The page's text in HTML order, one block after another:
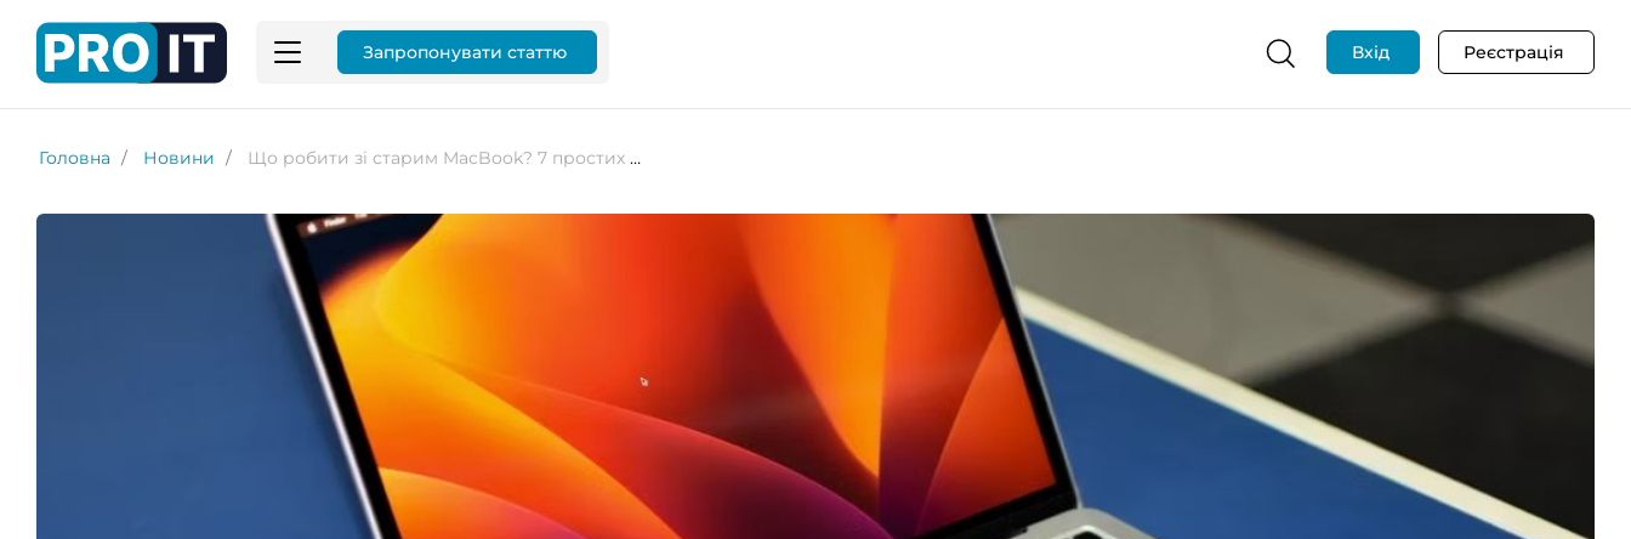
Запропонувати статтю Вхід Реєстрація
Головна Новини Що робити зі старим MacBook? 7 простих рішень з інструкціями